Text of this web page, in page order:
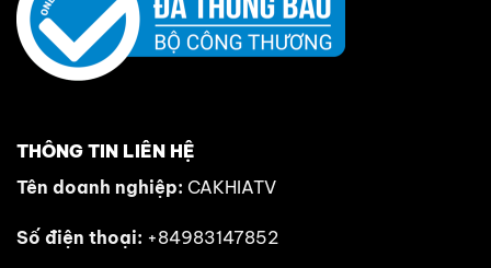
THÔNG TIN LIÊN HỆ
Tên doanh nghiệp: CAKHIATV
Số điện thoại: +84983147852